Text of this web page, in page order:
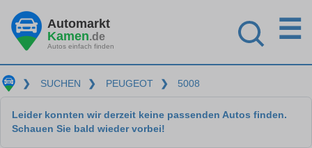
Automarkt
Kamen.de
Autos einfach finden
☰
❯ SUCHEN ❯ PEUGEOT ❯ 5008
Leider konnten wir derzeit keine passenden Autos finden.
Schauen Sie bald wieder vorbei!